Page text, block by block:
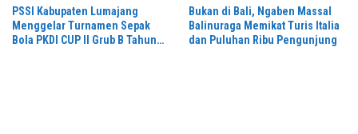
PSSI Kabupaten Lumajang
Menggelar Turnamen Sepak
Bola PKDI CUP II Grub B Tahun
Bukan di Bali, Ngaben Massal
Balinuraga Memikat Turis Italia
dan Puluhan Ribu Pengunjung